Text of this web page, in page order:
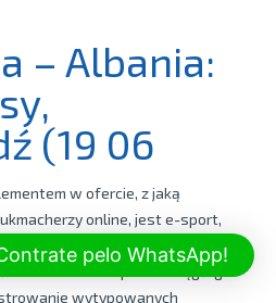
– Albania:
(19 06
w ofercie, z jaką
online, jest e-sport,
zainteresowaniem.
in order to proces ciągłego
wytypowanych
pelo WhatsApp!